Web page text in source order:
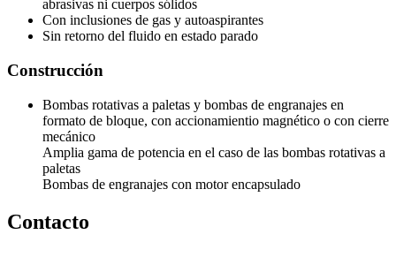
abrasivas ni cuerpos sólidos
Con inclusiones de gas y autoaspirantes
Sin retorno del fluido en estado parado
Construcción
Bombas rotativas a paletas y bombas de engranajes en
formato de bloque, con accionamientio magnético o con cierre
mecánico
Amplia gama de potencia en el caso de las bombas rotativas a
paletas
Bombas de engranajes con motor encapsulado
Contacto